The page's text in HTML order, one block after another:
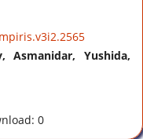
Asmanidar, Yushida,
0